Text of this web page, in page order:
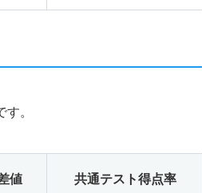
す。
値 共通テスト得点率